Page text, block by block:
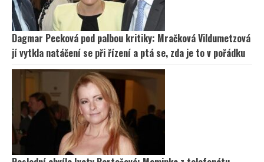
Dagmar Pecková pod palbou kritiky: Mračková Vildumetzová
jí vytkla natáčení se při řízení a ptá se, zda je to v pořádku